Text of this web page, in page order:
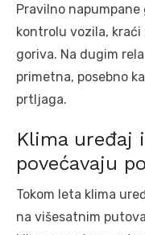
Pravilno
kontrolu vozila,
goriva. Na dugim
primetna, posebno
prtljaga.
Klima uređaj
povećavaju
Tokom leta klima
na višesatnim